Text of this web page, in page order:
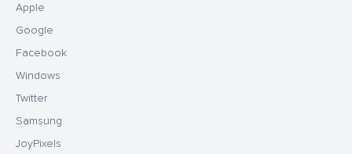
Apple
Google
Facebook
Windows
Twitter
Samsung
JoyPixels